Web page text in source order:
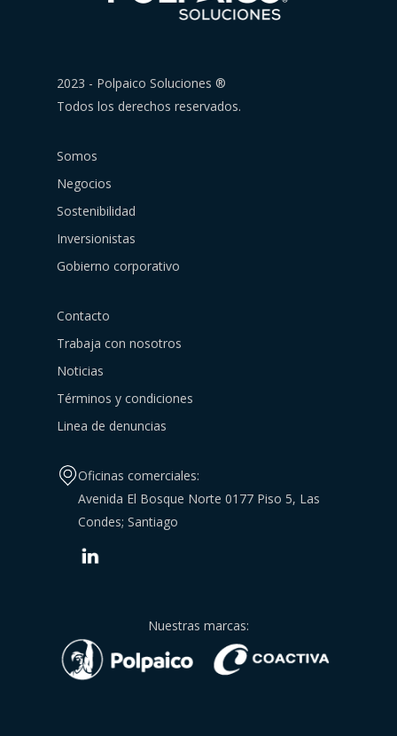
2023 - Polpaico Soluciones ®
Todos los derechos reservados.
Somos
Negocios
Sostenibilidad
Inversionistas
Gobierno corporativo
Contacto
Trabaja con nosotros
Noticias
Términos y condiciones
Linea de denuncias
Oficinas comerciales:
Avenida El Bosque Norte 0177 Piso 5, Las
Condes; Santiago
Nuestras marcas: